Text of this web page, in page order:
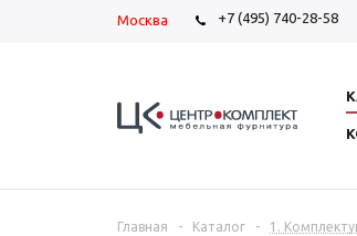
Москва +7 (495) 740-28-58
Главная - Каталог - 1.